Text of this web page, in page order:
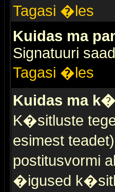
Tagasi �les
Kuidas ma
Signatuuri
Tagasi �les
Kuidas ma
K�sitluste
esimest
postitusvormi
�igused